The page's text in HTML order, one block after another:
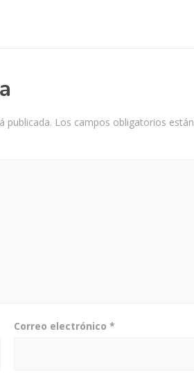
publicada. Los campos obligatorios
Correo electrónico*